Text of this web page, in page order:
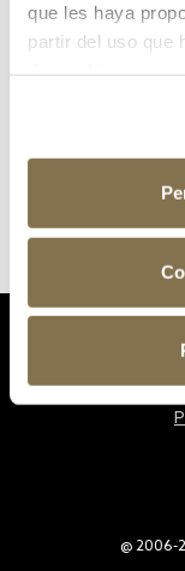
que les haya
partir del uso que
@ 2006-